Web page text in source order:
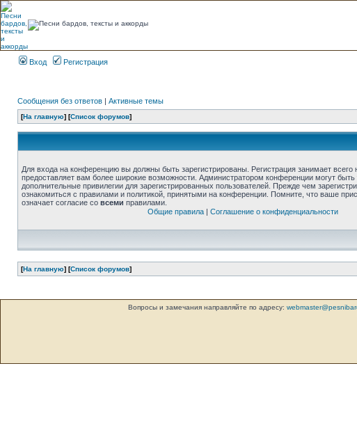
Вход Регистрация
Сообщения без ответов | Активные темы
[На главную] [Список форумов]
Для входа на конференцию вы должны быть зарегистрированы. Регистрация занимает всего
предоставляет вам более широкие возможности. Администратором конференции могут быть
дополнительные привилегии для зарегистрированных пользователей. Прежде чем
ознакомиться с правилами и политикой, принятыми на конференции. Помните, что ваше
означает согласие со всеми правилами.
Общие правила| Соглашение о конфиденциальности
[На главную] [Список форумов]
Вопросы и замечания направляйте по адресу: